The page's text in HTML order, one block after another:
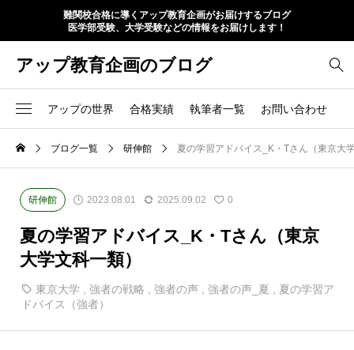
難関校合格に導くアップ教育企画がお届けするブログ
医学部受験、大学受験などの情報をお届けします！
アップ教育企画のブログ
アップの世界 合格実績 執筆者一覧 お問い合わせ
ブログ一覧 研伸館 夏の学習アドバイス_K・Tさん（東京大
研伸館 2023.08.01 2025.09.02 0
夏の学習アドバイス_K・Tさん（東京
大学文科一類）
東京大学 強者の戦略 強者の声 強者の声_夏
夏の学習ア
ドバイス（強者）